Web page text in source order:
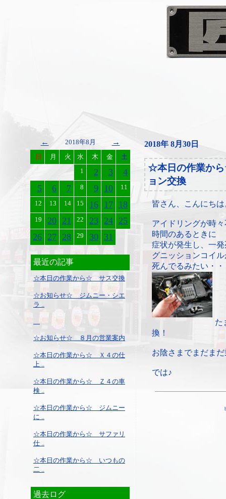
← 2018年8月 →
日 月 火 水 木 金
土
1
2 3
4
5
6 7 8 9 10 11
12 13 14 15 16 17 18
19 20 21 22 23 24 25
26 27 28 29 30 31
最近の記事
☆本日の作業から☆ サス交換
☆お知らせ☆ ジムニー・シエ
ラ ..
☆お知らせ☆ ８月の営業案内
☆本日の作業から☆ Ｘ４の仕
上 ..
☆本日の作業から☆ Ｚ４の車
検 ..
☆本日の作業から☆ ジムニー
に ..
☆本日の作業から☆ サファリ
仕 ..
☆本日の作業から☆ いつもの
二 ..
過去ログ
2018年 8月30日
☆本日の作業か
ョン交換
皆さん、こんにちは
アイドリングが時
時間のあるときに
症状が発生し、一
グニッションコイル
死んでるみたい・
た
換！
お陰さまでまだま
では♪